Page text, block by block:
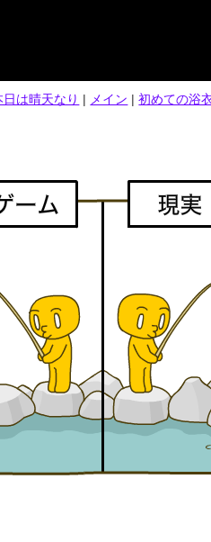
日は晴天なり | メイン |初めての浴